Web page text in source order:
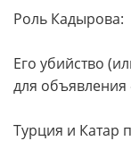
Роль Кадырова:
Его убийство
для объявления
Турция и Катар